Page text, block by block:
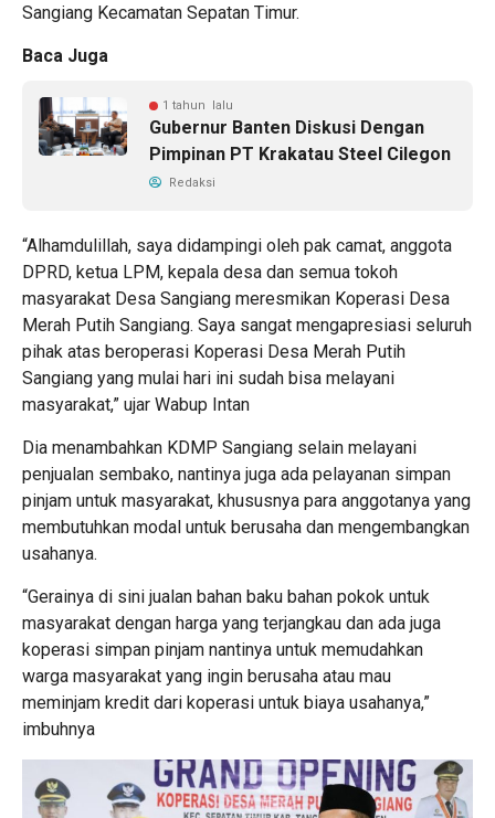
Sangiang Kecamatan Sepatan Timur.
Baca Juga
1 tahun lalu
Gubernur Banten Diskusi Dengan
Pimpinan PT Krakatau Steel Cilegon
Redaksi
“Alhamdulillah, saya didampingi oleh pak camat, anggota
DPRD, ketua LPM, kepala desa dan semua tokoh
masyarakat Desa Sangiang meresmikan Koperasi Desa
Merah Putih Sangiang. Saya sangat mengapresiasi seluruh
pihak atas beroperasi Koperasi Desa Merah Putih
Sangiang yang mulai hari ini sudah bisa melayani
masyarakat,” ujar Wabup Intan
Dia menambahkan KDMP Sangiang selain melayani
penjualan sembako, nantinya juga ada pelayanan simpan
pinjam untuk masyarakat, khususnya para anggotanya yang
membutuhkan modal untuk berusaha dan mengembangkan
usahanya.
“Gerainya di sini jualan bahan baku bahan pokok untuk
masyarakat dengan harga yang terjangkau dan ada juga
koperasi simpan pinjam nantinya untuk memudahkan
warga masyarakat yang ingin berusaha atau mau
meminjam kredit dari koperasi untuk biaya usahanya,”
imbuhnya